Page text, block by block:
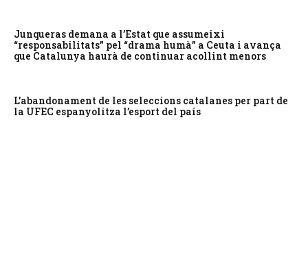
Junqueras demana a l’Estat que assumeixi
“responsabilitats” pel “drama humà” a Ceuta i avança
que Catalunya haurà de continuar acollint menors
L’abandonament de les seleccions catalanes per part de
la UFEC espanyolitza l’esport del país